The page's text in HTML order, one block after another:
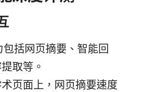
括网页摘要、智能回
取等。
页面上，网页摘要速度